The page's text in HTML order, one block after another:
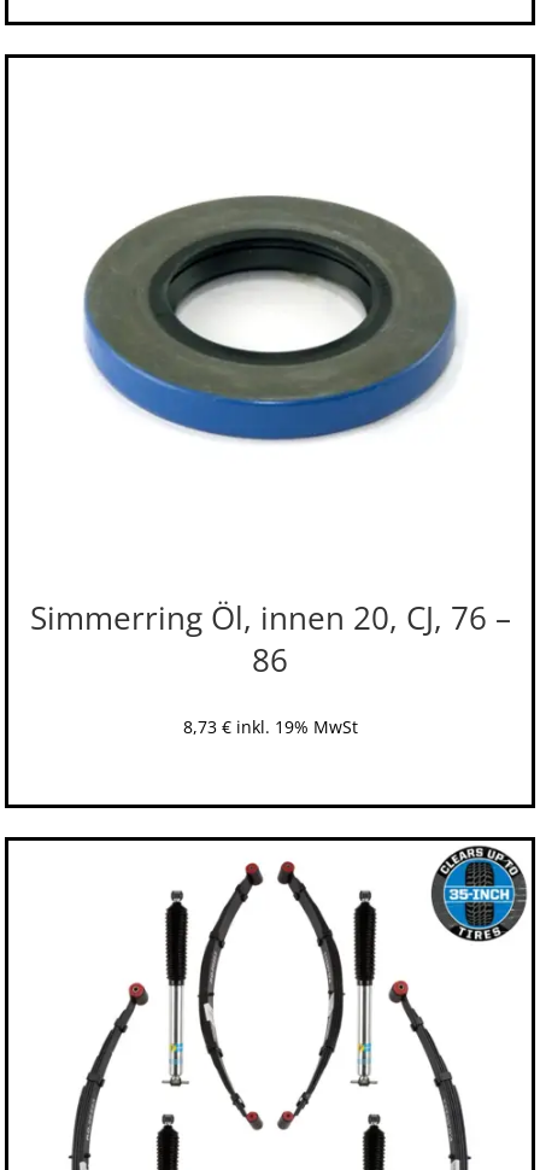
Simmerring Öl, innen 20, CJ, 76 –
86
8,73 € inkl. 19% MwSt